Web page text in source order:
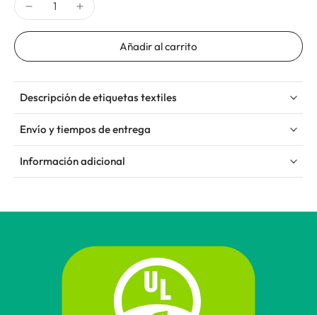
Añadir al carrito
Descripción de etiquetas textiles
Envío y tiempos de entrega
Información adicional